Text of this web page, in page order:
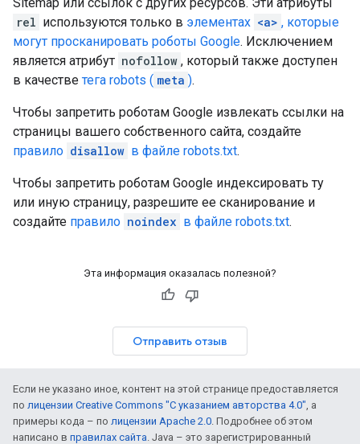
rel используются только в элементах <a> , которые
могут просканировать роботы Google. Исключением
является атрибут nofollow , который также доступен
в качестве тега robots ( meta ).
Чтобы запретить роботам Google извлекать ссылки на
страницы вашего собственного сайта, создайте
правило disallow в файле robots.txt.
Чтобы запретить роботам Google индексировать ту
или иную страницу, разрешите ее сканирование и
создайте правило noindex в файле robots.txt.
Эта информация оказалась полезной?
Отправить отзыв
Если не указано иное, контент на этой странице предоставляется
по лицензии Creative Commons "С указанием авторства 4.0", а
примеры кода – по лицензии Apache 2.0. Подробнее об этом
написано в правилах сайта. Java – это зарегистрированный